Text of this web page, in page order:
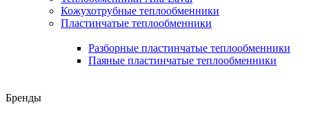
Кожухотрубные теплообменники
Пластинчатые теплообменники
Разборные пластинчатые теплообменники
Паяные пластинчатые теплообменники
Бренды